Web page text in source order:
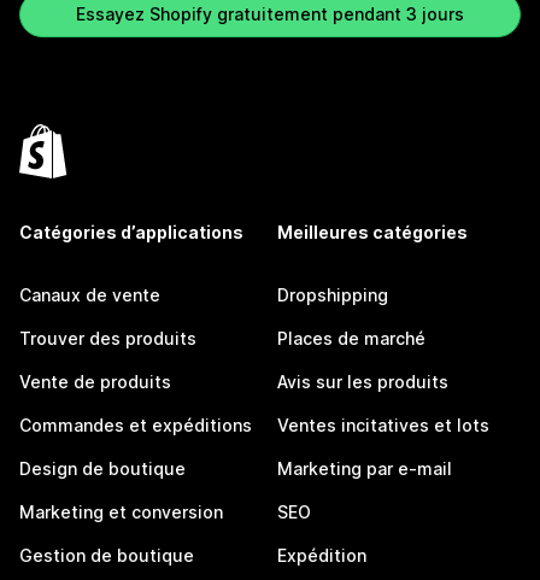
Essayez Shopify gratuitement pendant 3 jours
Catégories d’applications
Canaux de vente
Trouver des produits
Vente de produits
Commandes et expéditions
Design de boutique
Marketing et conversion
Gestion de boutique
Meilleures catégories
Dropshipping
Places de marché
Avis sur les produits
Ventes incitatives et lots
Marketing par e-mail
SEO
Expédition